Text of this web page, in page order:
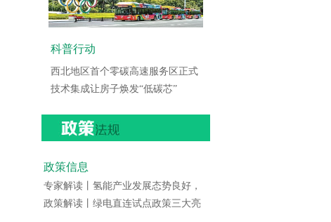
科普行动
西北地区首个零碳高速服务区正式
技术集成让房子焕发“低碳芯”
政策信息
专家解读丨氢能产业发展态势良好，
政策解读丨绿电直连试点政策三大亮